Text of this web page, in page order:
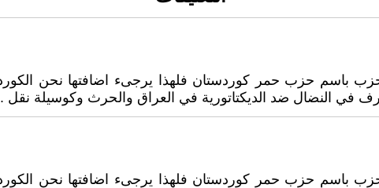
باسم حزب حمر كوردستان فلهذا يرجىء اضافتها نحن الكورد
في النضال ضد الديكتاتورية في العراق والحرث وكوسيلة نقل
باسم حزب حمر كوردستان فلهذا يرجىء اضافتها نحن الكورد